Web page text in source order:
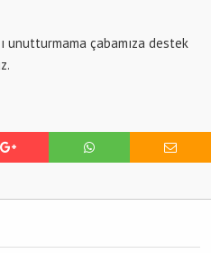
unutturmama çabamıza destek